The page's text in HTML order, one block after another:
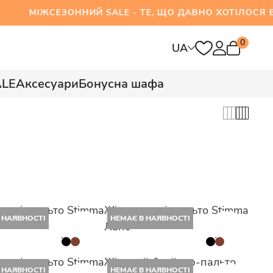
SALE - ТЕ, ЩО ДАВНО ХОТІЛОСЯ
UA 0
АксесуариБонусна шафа
Stimma
НЕМАЄ В НАЯВНОСТІ
Жіноче напівпальто Stimma
Ланс
Stimma
НЕМАЄ В НАЯВНОСТІ
Жіночий блейзер-пальто